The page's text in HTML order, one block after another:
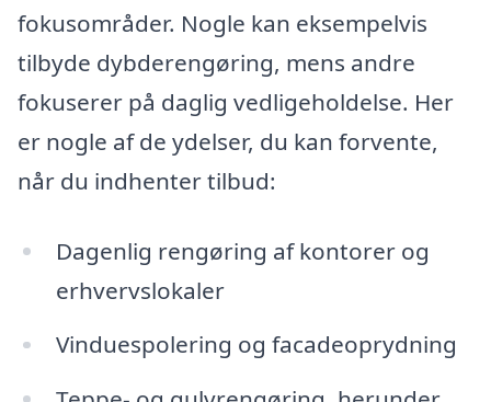
fokusområder. Nogle kan eksempelvis
tilbyde dybderengøring, mens andre
fokuserer på daglig vedligeholdelse. Her
er nogle af de ydelser, du kan forvente,
når du indhenter tilbud:
Dagenlig rengøring af kontorer og
erhvervslokaler
Vinduespolering og facadeoprydning